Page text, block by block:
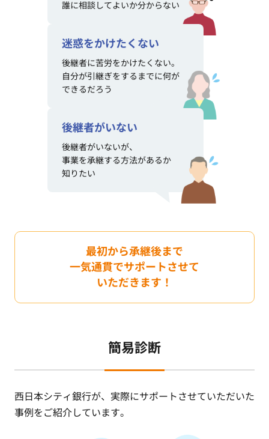
誰に相談してよいか分からない
迷惑をかけたくない
後継者に苦労をかけたくない。
自分が引継ぎをするまでに何が
できるだろう
後継者がいない
後継者がいないが、
事業を承継する方法があるか
知りたい
最初から承継後まで
一気通貫でサポートさせて
いただきます！
簡易診断
西日本シティ銀行が、実際にサポートさせていただいた
事例をご紹介しています。